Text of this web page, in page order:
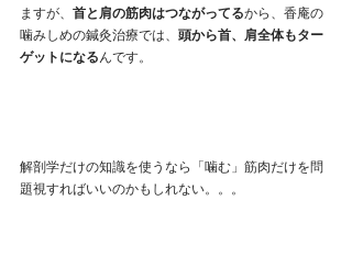
ますが、 首と肩の筋肉はつながってるから、香庵の
噛みしめの鍼灸治療では、 頭から首、肩全体もター
ゲットになる んです。
解剖学だけの知識を使うなら「噛む」筋肉だけを問
題視すればいいのかもしれない。。。